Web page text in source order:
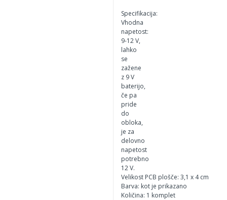
Specifikacija:
Vhodna
napetost:
9-12 V,
lahko
se
zažene
z 9 V
baterijo,
če pa
pride
do
obloka,
je za
delovno
napetost
potrebno
12 V.
Velikost PCB plošče: 3,1 x 4 cm
Barva: kot je prikazano
Količina: 1 komplet